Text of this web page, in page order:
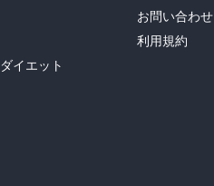
イエット
お問い合わせ
利用規約